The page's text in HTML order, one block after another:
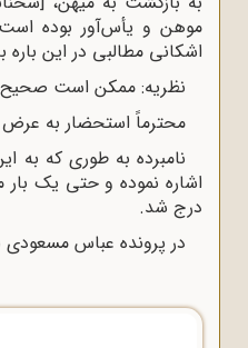
موهن و یأس‌آور بوده
اشکانی مطالبی در این باره
نظریه: ممکن است
محترماً استحضار به
نامبرده به طوری که به
اشاره نموده و حتی یک
درج شد.
در پرونده عباس مسعودی